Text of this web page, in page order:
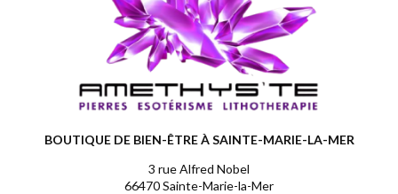
BOUTIQUE DE BIEN-ÊTRE À SAINTE-MARIE-LA-MER
3 rue Alfred Nobel
66470 Sainte-Marie-la-Mer